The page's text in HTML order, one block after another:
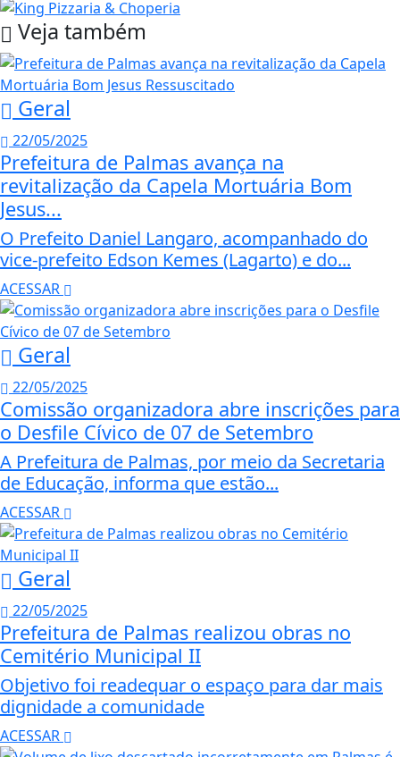
Veja também
Geral
22/05/2025
Prefeitura de Palmas avança na
revitalização da Capela Mortuária Bom
Jesus...
O Prefeito Daniel Langaro, acompanhado do
vice-prefeito Edson Kemes (Lagarto) e do...
ACESSAR
Geral
22/05/2025
Comissão organizadora abre inscrições para
o Desfile Cívico de 07 de Setembro
A Prefeitura de Palmas, por meio da Secretaria
de Educação, informa que estão...
ACESSAR
Geral
22/05/2025
Prefeitura de Palmas realizou obras no
Cemitério Municipal II
Objetivo foi readequar o espaço para dar mais
dignidade a comunidade
ACESSAR